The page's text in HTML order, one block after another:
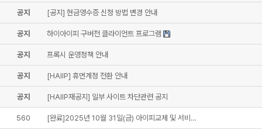
공지 [공지] 현금영수증 신청 방법 변경 안내
공지 하이아이피 구버전 클라이언트 프로그램
공지 프록시 운영정책 안내
공지 [HAIIP] 휴먼계정 전환 안내
공지 [HAIIP재공지] 일부 사이트 차단관련 공지
560 [완료]2025년 10월 31일(금) 아이피교체 및 서비…